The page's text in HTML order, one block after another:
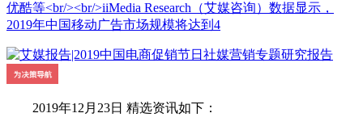
优酷等<br/><br/>iiMedia Research（艾媒咨询）数据显示，
2019年中国移动广告市场规模将达到4
2019年12月23日 精选资讯如下：